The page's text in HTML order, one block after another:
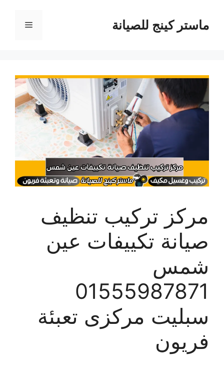
المحتوىماستر كينج للصيانة القائمة
مركز تركيب تنظيف
صيانة تكييفات عين
شمس
01555987871
سبليت مركزى تعبئة
فريون